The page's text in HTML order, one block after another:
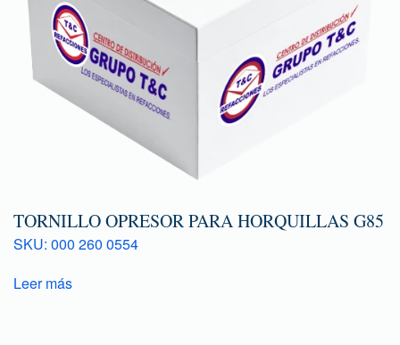
TORNILLO OPRESOR PARA HORQUILLAS G85
SKU: 000 260 0554
Leer más